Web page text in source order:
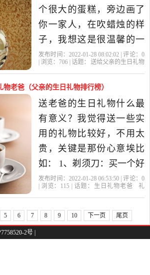
老花镜，让他的眼睛明亮
起来，轻...父
个很大的蛋糕，旁边画了
你一家人，在吹蜡烛的样
子，我想这是很温馨的一
幅画送爸爸生日礼物贺卡
信息的方式、最重要的是
要你怎么样用心去做、其
实感恩是最重要的、你可
以想一些可以关心他身体
或者他很注重的一些
发布时间：2022-01-28 08:02:02 | 评论： 0
| 浏览： 706 | 话题：
送给父亲的生日礼物
物老爸（父亲的生日礼物排行榜）
送老爸的生日礼物什么最
有意义？我觉得送一些实
用的礼物比较好，不用太
贵，关键是那份心意埃比
如： 1、剃须刀：买一个好
一点电动剃须刀也不贵。
贵。 3、打火机：如果抽烟
的话，这个不错。 4、袜
子：比较贴心的礼物。 5、
发布时间：2022-01-28 06:53:50 | 评论： 0
| 浏览： 115 | 话题： 生日礼物老爸
礼
5 6 7 8 9 10 下一页 尾页
2号 |